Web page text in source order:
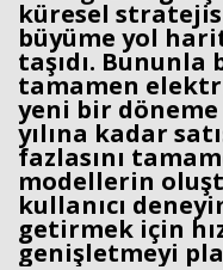
küresel
büyüme yol
taşıdı. Bununla
tamamen
yeni bir
yılına kadar
fazlasını
modellerin
kullanıcı
getirmek için
genişletmeyi